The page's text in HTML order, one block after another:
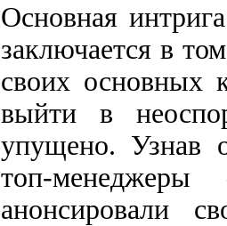
Основная
заключается в
своих основных
выйти в
упущено. Узнав
топ-
анонсировали